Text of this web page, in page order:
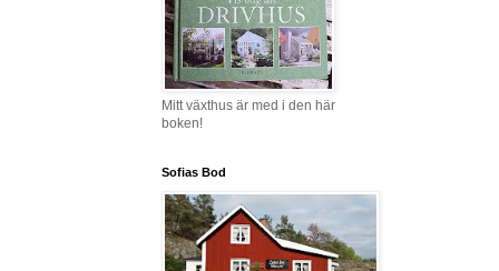
Mitt växthus är med i den här
boken!
Sofias Bod